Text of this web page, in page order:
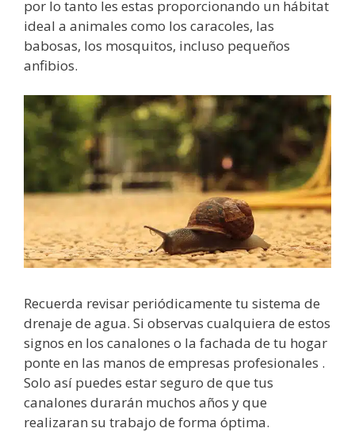
por lo tanto les estas proporcionando un hábitat
ideal a animales como los caracoles, las
babosas, los mosquitos, incluso pequeños
anfibios.
Recuerda revisar periódicamente tu sistema de
drenaje de agua. Si observas cualquiera de estos
signos en los canalones o la fachada de tu hogar
ponte en las manos de empresas profesionales .
Solo así puedes estar seguro de que tus
canalones durarán muchos años y que
realizaran su trabajo de forma óptima.